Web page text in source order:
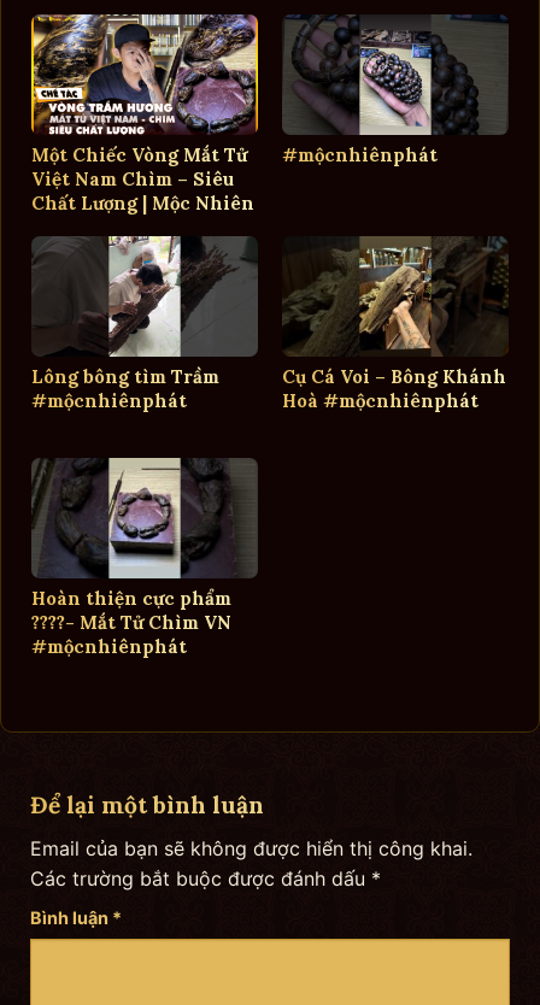
Một Chiếc Vòng Mắt Tử
Việt Nam Chìm – Siêu
Chất Lượng | Mộc Nhiên
#mộcnhiênphát
Lông bông tìm Trầm
#mộcnhiênphát
Cụ Cá Voi – Bông Khánh
Hoà #mộcnhiênphát
Hoàn thiện cực phẩm
????- Mắt Tử Chìm VN
#mộcnhiênphát
Để lại một bình luận
Email của bạn sẽ không được hiển thị công khai.
Các trường bắt buộc được đánh dấu *
Bình luận *